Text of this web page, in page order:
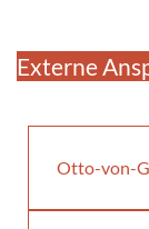
Externe
Otto-von-